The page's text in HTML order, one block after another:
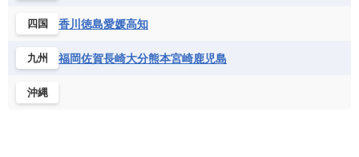
四国 香川 徳島愛媛高知
九州 福岡佐賀長崎大分熊本宮崎鹿児島
沖縄